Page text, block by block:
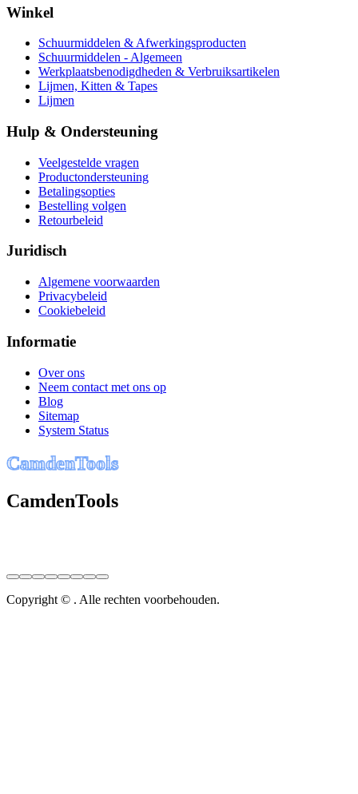
Winkel
Schuurmiddelen & Afwerkingsproducten
Schuurmiddelen - Algemeen
Werkplaatsbenodigdheden & Verbruiksartikelen
Lijmen, Kitten & Tapes
Lijmen
Hulp & Ondersteuning
Veelgestelde vragen
Productondersteuning
Betalingsopties
Bestelling volgen
Retourbeleid
Juridisch
Algemene voorwaarden
Privacybeleid
Cookiebeleid
Informatie
Over ons
Neem contact met ons op
Blog
Sitemap
System Status
CamdenTools
CamdenTools
Copyright © . Alle rechten voorbehouden.